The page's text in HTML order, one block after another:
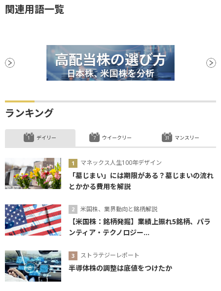
関連用語一覧
ランキング
デイリー
マネックス人生100年デザイン
「墓じまい」には期限がある？墓じまいの流れ
とかかる費用を解説
米国株、業界動向と銘柄解説
【米国株：銘柄発掘】業績上振れ5銘柄、パラ
ンティア・テクノロジー...
ストラテジーレポート
半導体株の調整は底値をつけたか
ウイークリー マンスリー